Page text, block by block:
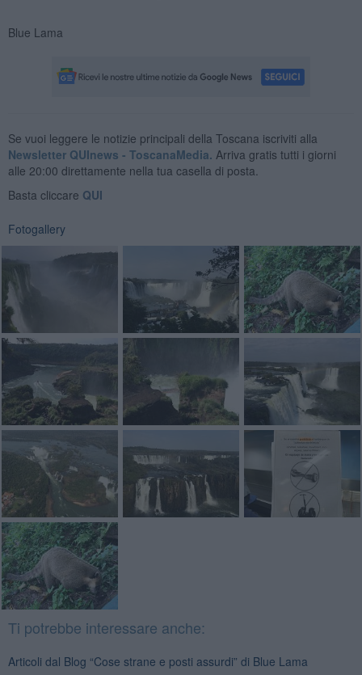
Blue Lama
Se vuoi leggere le notizie principali della Toscana iscriviti alla
Newsletter QUInews - ToscanaMedia. Arriva gratis tutti i giorni
alle 20:00 direttamente nella tua casella di posta.
Basta cliccare QUI
Fotogallery
Ti potrebbe interessare anche:
Articoli dal Blog “Cose strane e posti assurdi” di Blue Lama